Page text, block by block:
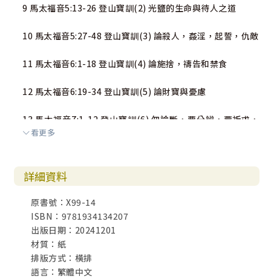
9 馬太福音5:13-26 登山寶訓(2) 光鹽的生命與待人之道
10 馬太福音5:27-48 登山寶訓(3) 論殺人，姦淫，起誓，仇敵
11 馬太福音6:1-18 登山寶訓(4) 論施捨，禱告和禁食
12 馬太福音6:19-34 登山寶訓(5) 論財寶與憂慮
13 馬太福音7:1-12 登山寶訓(6) 勿論斷，要分辨，要祈求，
善待人
15 馬太福音8:1-17 耶穌醫治各種疾病
16 馬太福音8:18-34 跟從耶穌的困難，耶穌平靜風與海，趕
鬼入豬群
17 馬太福音9:1-13 耶穌醫治癱子與呼召馬太
看更多
詳細資料
原書號：X99-14
ISBN：9781934134207
出版日期：20241201
材質：紙
排版方式：橫排
語言：繁體中文